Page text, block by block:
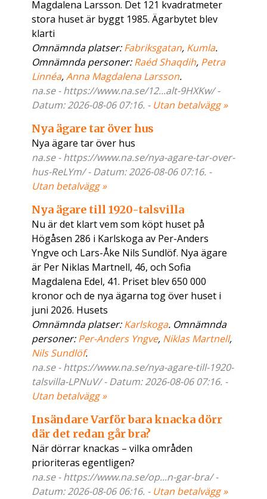
Magdalena Larsson. Det 121 kvadratmeter
stora huset är byggt 1985. Ägarbytet blev
klarti
Omnämnda platser:Fabriksgatan, Kumla.
Omnämnda personer:Raéd Shaqdih, Petra
Linnéa,Anna Magdalena Larsson.
na.se - https://www.na.se/12...alt-9HXKw/ -
Datum: 2026-08-06 07:16. - Utan betalvägg »
Nya ägare tar över hus
Nya ägare tar över hus
na.se - https://www.na.se/nya-agare-tar-over-
hus-ReLYm/ - Datum: 2026-08-06 07:16. -
Utan betalvägg »
Nya ägare till 1920-talsvilla
Nu är det klart vem som köpt huset på
Högåsen 286 i Karlskoga av Per-Anders
Yngve och Lars-Åke Nils Sundlöf. Nya ägare
är Per Niklas Martnell, 46, och Sofia
Magdalena Edel, 41. Priset blev 650 000
kronor och de nya ägarna tog över huset i
juni 2026. Husets
Omnämnda platser:Karlskoga. Omnämnda
personer:Per-Anders Yngve, Niklas Martnell,
Nils Sundlöf.
na.se - https://www.na.se/nya-agare-till-1920-
talsvilla-LPNuV/ - Datum: 2026-08-06 07:16. -
Utan betalvägg »
Insändare Varför bara knacka dörr
där det redan går bra?
När dörrar knackas – vilka områden
prioriteras egentligen?
na.se - https://www.na.se/op...n-gar-bra/ -
Datum: 2026-08-06 06:16. - Utan betalvägg »